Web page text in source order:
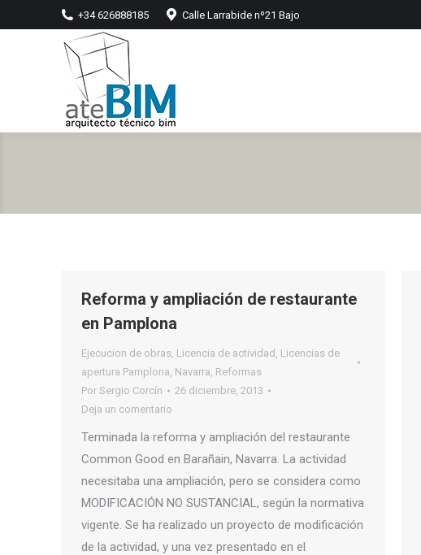
+34 626888185 Calle Larrabide nº21 Bajo
Reforma y ampliación de restaurante
en Pamplona
Ejecucion de obras, Licencia de actividad , Licencias de
apertura Pamplona, Navarra, Reformas
Por Sergio Corcín
26 diciembre, 2013
Deja un comentario
Terminada la reforma y ampliación del restaurante
Common Good en Barañain, Navarra. La actividad
necesitaba una ampliación, pero se considera como
MODIFICACIÓN NO SUSTANCIAL, según la normativa
vigente. Se ha realizado un proyecto de modificación
de la actividad, y una vez presentado en el